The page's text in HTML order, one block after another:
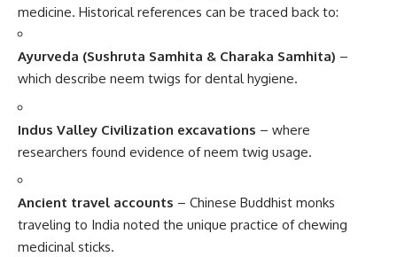
medicine. Historical references can be traced back to:
Ayurveda (Sushruta Samhita & Charaka Samhita) –
which describe neem twigs for dental hygiene.
Indus Valley Civilization excavations – where
researchers found evidence of neem twig usage.
Ancient travel accounts – Chinese Buddhist monks
traveling to India noted the unique practice of chewing
medicinal sticks.